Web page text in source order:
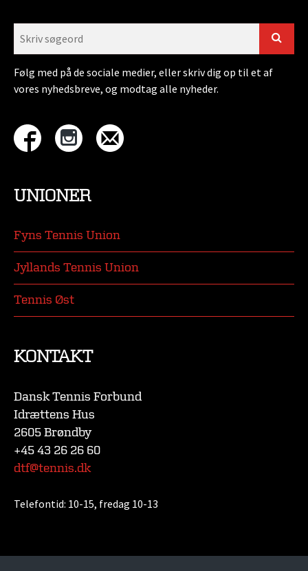
Følg med på de sociale medier, eller skriv dig op til et af
vores nyhedsbreve, og modtag alle nyheder.
UNIONER
Fyns Tennis Union
Jyllands Tennis Union
Tennis Øst
KONTAKT
Dansk Tennis Forbund
Idrættens Hus
2605 Brøndby
+45 43 26 26 60
dtf@tennis.dk
Telefontid: 10-15, fredag 10-13